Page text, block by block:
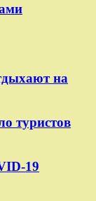
на
туристов
19